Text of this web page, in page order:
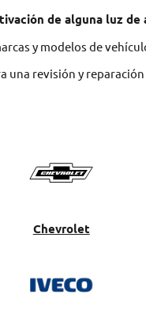
de alguna luz
y modelos de
revisión y
Chevrolet